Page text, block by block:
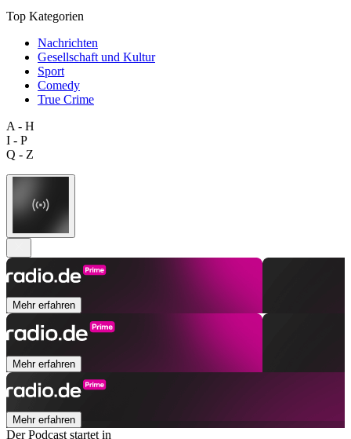
Top Kategorien
Nachrichten
Gesellschaft und Kultur
Sport
Comedy
True Crime
A - H
I - P
Q - Z
Mehr erfahren
Mehr erfahren
Mehr erfahren
Der Podcast startet in